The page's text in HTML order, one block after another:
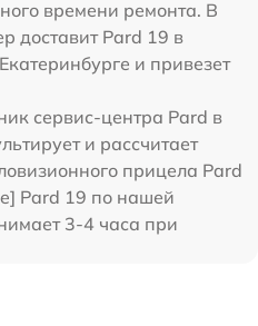
времени ремонта. В
доставит Pard 19 в
и привезет
сервис-центра Pard в
и рассчитает
прицела Pard
Pard 19 по нашей
3-4 часа при